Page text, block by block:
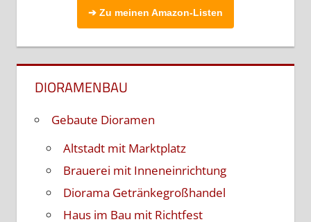
➔ Zu meinen Amazon-Listen
DIORAMENBAU
Gebaute Dioramen
Altstadt mit Marktplatz
Brauerei mit Inneneinrichtung
Diorama Getränkegroßhandel
Haus im Bau mit Richtfest